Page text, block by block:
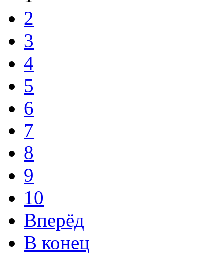
2
3
4
5
6
7
8
9
10
Вперёд
В конец